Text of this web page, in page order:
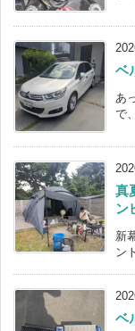
ベ
あ
で
真
ン
新
ン
ベ